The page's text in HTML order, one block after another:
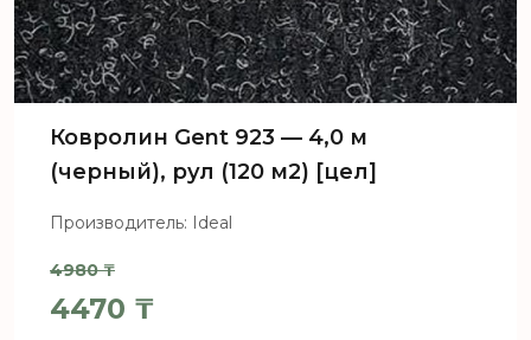
Ковролин Gent 923 — 4,0 м
(черный), рул (120 м2) [цел]
Производитель: Ideal
4980₸
Первоначальная цена
4470 ₸